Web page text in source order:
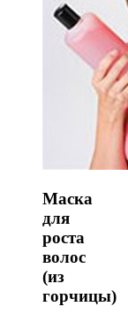
Маска
для
роста
волос
(из
горчицы)